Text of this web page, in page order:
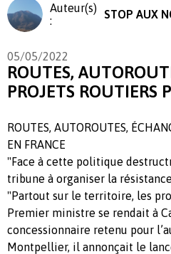
Auteur(s)
:
STOP AUX
05/05/2022
ROUTES,
PROJETS ROUTIERS
ROUTES, AUTOROUTES,
EN FRANCE
"Face à cette politique
tribune à organiser la
"Partout sur le territoire, les
Premier ministre se rendait à
concessionnaire retenu pour
Montpellier, il annonçait le